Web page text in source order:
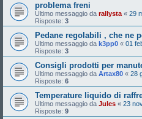
problema freni
Ultimo messaggio da rallysta « 29
Risposte: 3
Pedane regolabili , che ne
Ultimo messaggio da k3pp0 « 01
Risposte: 3
Consigli prodotti per
Ultimo messaggio da Artax80 « 28
Risposte: 6
Temperature liquido di
Ultimo messaggio da Jules « 23
Risposte: 9